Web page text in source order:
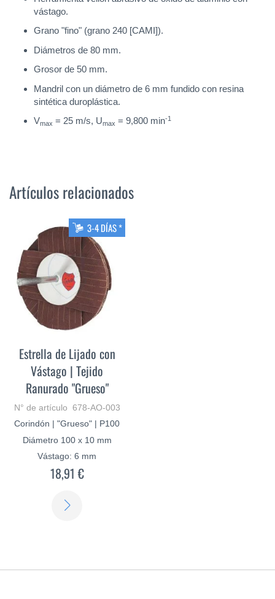
vástago.
Grano "fino" (grano 240 [CAMI]).
Diámetros de 80 mm.
Grosor de 50 mm.
Mandril con un diámetro de 6 mm fundido con resina
sintética duroplástica.
Vmax = 25 m/s, Umax = 9,800 min-1
Artículos relacionados
3-4 DÍAS *
Estrella de Lijado con
Vástago | Tejido
Ranurado "Grueso"
N° de artículo 678-AO-003
Corindón | "Grueso" | P100
Diámetro 100 x 10 mm
Vástago: 6 mm
18,91 €